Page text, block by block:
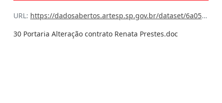
URL: https://dadosabertos.artesp.sp.gov.br/dataset/6a059e99-75d0-42bc-ba16-7608cfb7f6bb/resource/28b4c0b2-4b56-4dfc-bedb-1b69a79f8f55/download/30-portaria-alteracao-contrato-renata-prestes.doc
30 Portaria Alteração contrato Renata Prestes.doc